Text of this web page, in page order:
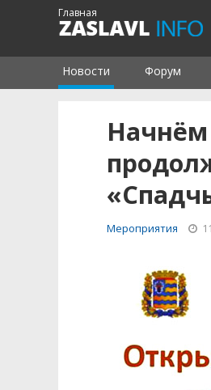
Главная
Новости Форум
Начнём
Мероприятия